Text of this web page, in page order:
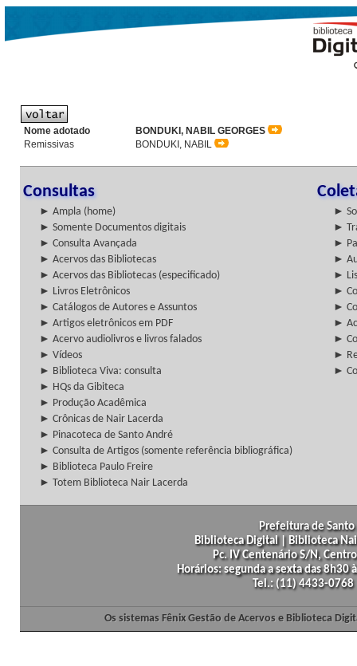
Nome adotado
BONDUKI, NABIL GEORGES
Remissivas
BONDUKI, NABIL
Consultas
► Ampla (home)
►
► Somente Documentos digitais
►
► Consulta Avançada
►
► Acervos das Bibliotecas
►
► Acervos das Bibliotecas (especificado)
►
► Livros Eletrônicos
►
► Catálogos de Autores e Assuntos
►
► Artigos eletrônicos em PDF
►
► Acervo audiolivros e livros falados
►
► Vídeos
►
► Biblioteca Viva: consulta
►
► HQs da Gibiteca
► Produção Acadêmica
► Crônicas de Nair Lacerda
► Pinacoteca de Santo André
► Consulta de Artigos (somente referência bibliográfica)
► Biblioteca Paulo Freire
► Totem Biblioteca Nair Lacerda
Prefeitura de
Biblioteca Digital | Biblioteca
Pc. IV Centenário S/N,
Horários: segunda a sexta das
Tel.: (11) 4433-
Os sistemas Fênix Gestão de Acervos e Biblioteca